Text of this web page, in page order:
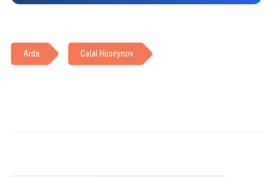
Arda Cəlal Hüseynov